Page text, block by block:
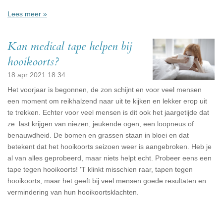
Lees meer »
Kan medical tape helpen bij
hooikoorts?
18 apr 2021 18:34
Het voorjaar is begonnen, de zon schijnt en voor veel mensen
een moment om reikhalzend naar uit te kijken en lekker erop uit
te trekken. Echter voor veel mensen is dit ook het jaargetijde dat
ze last krijgen van niezen, jeukende ogen, een loopneus of
benauwdheid. De bomen en grassen staan in bloei en dat
betekent dat het hooikoorts seizoen weer is aangebroken. Heb je
al van alles geprobeerd, maar niets helpt echt. Probeer eens een
tape tegen hooikoorts! 'T klinkt misschien raar, tapen tegen
hooikoorts, maar het geeft bij veel mensen goede resultaten en
vermindering van hun hooikoortsklachten.